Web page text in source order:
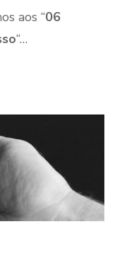
aos “06
“…